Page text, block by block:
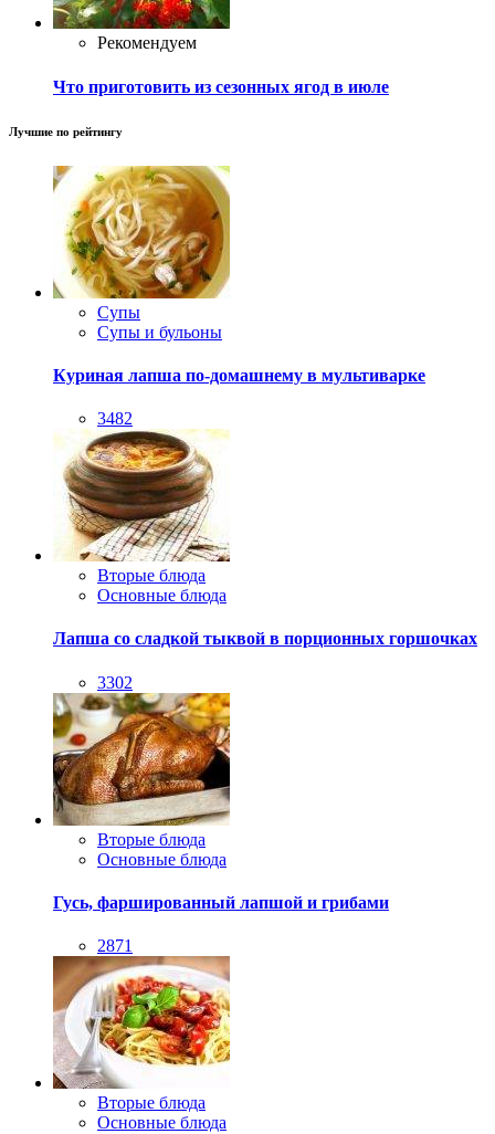
Рекомендуем
Что приготовить из сезонных ягод в июле
Лучшие по рейтингу
Супы
Супы и бульоны
Куриная лапша по-домашнему в мультиварке
3482
Вторые блюда
Основные блюда
Лапша со сладкой тыквой в порционных горшочках
3302
Вторые блюда
Основные блюда
Гусь, фаршированный лапшой и грибами
2871
Вторые блюда
Основные блюда